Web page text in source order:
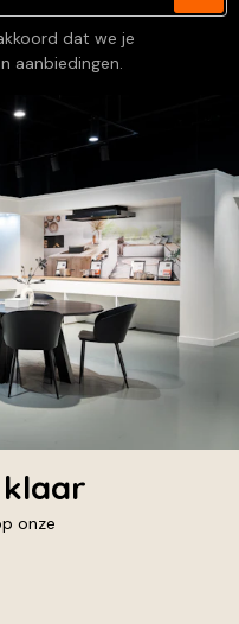
dat we je
aanbiedingen.
onze